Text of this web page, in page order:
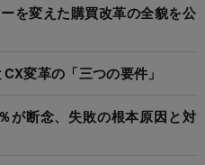
を変えた購買改革の全貌を公
変革の「三つの要件」
が断念、失敗の根本原因と対